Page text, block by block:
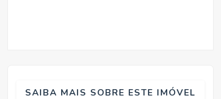
SAIBA MAIS SOBRE ESTE IMÓVEL